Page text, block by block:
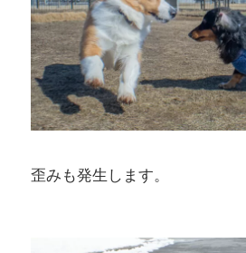
歪みも発生します。